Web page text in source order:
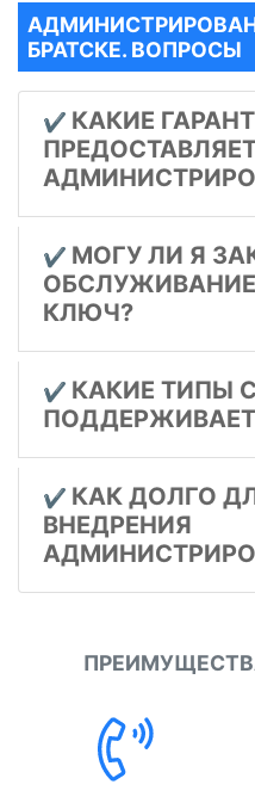
БРАТСКЕ. ВОПРОСЫ
✔️ КАКИЕ
✔️ МОГУ ЛИ Я
КЛЮЧ?
✔️ КАКИЕ ТИПЫ
✔️ КАК ДОЛГО
ВНЕДРЕНИЯ